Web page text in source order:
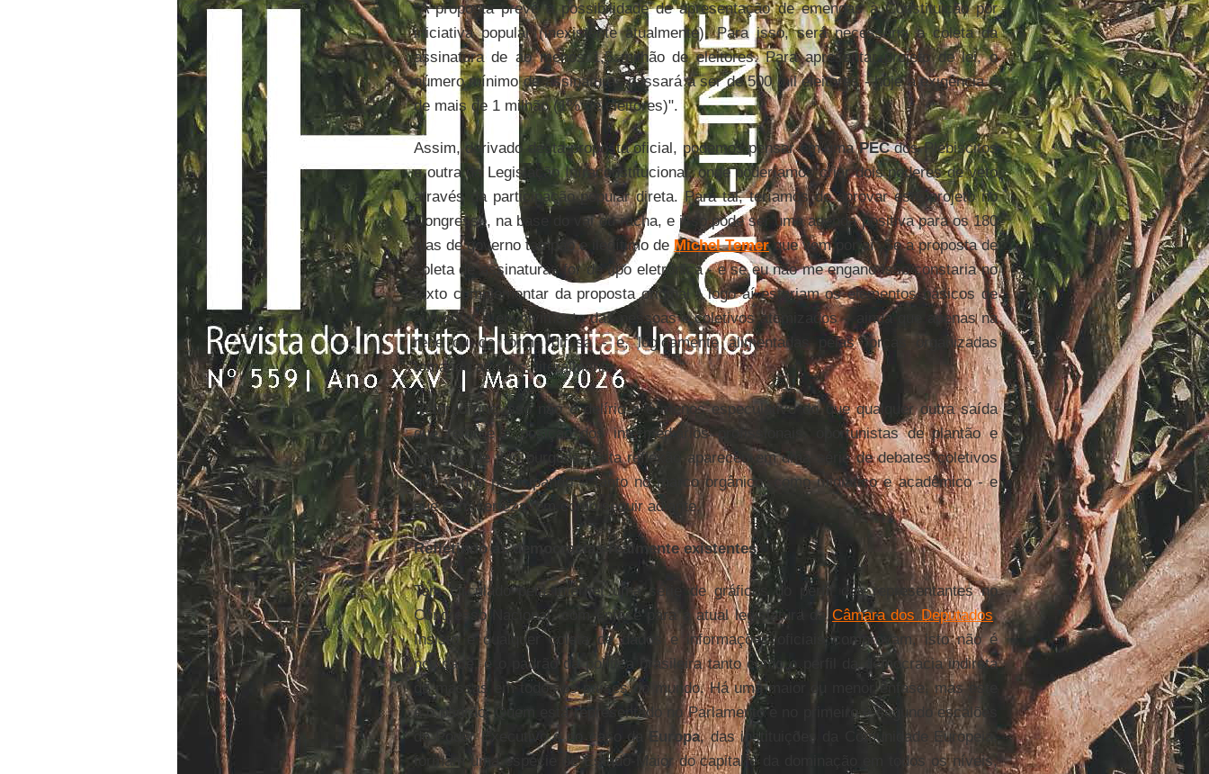
"A proposta prevê a possibilidade de apresentação de emendas à Constituição por
iniciativa popular (inexistente atualmente). Para isso, será necessária a coleta da
assinatura de ao menos 1,5 milhão de eleitores. Para apresentar projeto de lei, o
número mínimo de assinaturas passará a ser de 500 mil eleitores - hoje a exigência é
de mais de 1 milhão (1% de eleitores)".
Assim, derivado desta proposta oficial, podemos pensar em umaPECdos Plebiscitos
e outra da Legislação Infraconstitucional, onde poderíamos criar dois poderes de veto
através da participação popular direta. Para tal, teríamos de aprovar este projeto no
Congresso, na base do vai ou racha, e isso pode ser uma agenda positiva para os 180
dias de governo tampão e ilegítimo de Michel Temerque vem por aí. Se a proposta de
coleta de assinaturas for de tipo eletrônica - e se eu não me engano isso constaria no
texto complementar da proposta original - logo aí estariam os elementos básicos de
aumentar o envolvimento das pessoas e coletivos atomizados – ainda que apenas na
rede ou de forma difusa - e, logicamente alimentadas pelas forças organizadas
tomando as ruas, literalmente.
Reforço que isso não é delírio e é menos especulativo do que qualquer outra saída
que reforce a posição dos intermediários profissionais, oportunistas de plantão e
partidos de tipo burguês. Esta reflexão apareceu em uma série de debates coletivos
que venho participando – tanto no marco orgânico, como midiático e acadêmico - e
que com certeza tem como seguir adiante.
Refletindo as democracias realmente existentes
Tem circulado pela internet uma série de gráficos do perfil dos representantes no
Congresso Nacional, com ênfase para a atual legislatura da Câmara dos Deputados.
Insisto e qualquer coleta de dados e informações oficiais comprovam, isto não é
novidade, é o padrão da política brasileira tanto como o perfil da democracia indireta
de massas em todos os países do mundo. Há uma maior ou menor ênfase, mas este
é o padrão. Quem está representado no Parlamento e no primeiro e segundo escalões
do Poder Executivo e no caso da
Europa, das instituições da Comunidade Europeia,
formam uma espécie de Estado-Maior do capital e da dominação em todos os níveis,